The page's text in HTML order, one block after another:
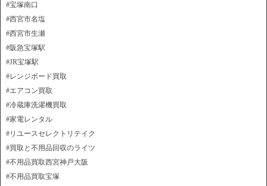
#宝塚南口
#西宮市名塩
#西宮市生瀬
#阪急宝塚駅
#JR宝塚駅
#レンジボード買取
#エアコン買取
#冷蔵庫洗濯機買取
#家電レンタル
#リユースセレクトリテイク
#買取と不用品回収のライツ
#不用品買取西宮神戸大阪
#不用品買取宝塚